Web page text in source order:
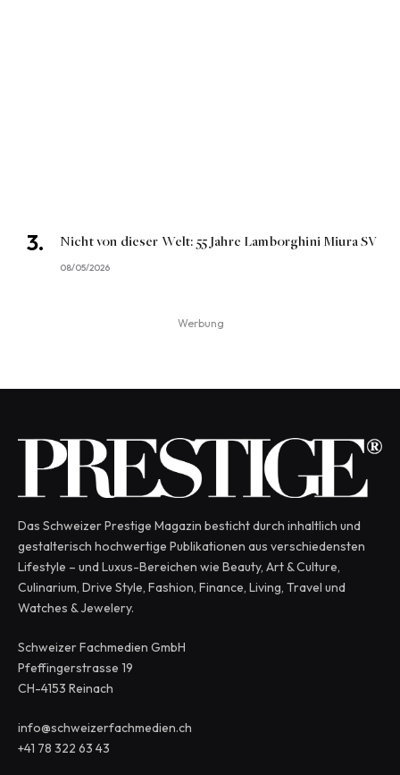
Nicht von dieser Welt: 55 Jahre Lamborghini Miura SV
08/05/2026
Werbung
Das Schweizer Prestige Magazin besticht durch inhaltlich und
gestalterisch hochwertige Publikationen aus verschiedensten
Lifestyle – und Luxus-Bereichen wie Beauty, Art & Culture,
Culinarium, Drive Style, Fashion, Finance, Living, Travel und
Watches & Jewelery.
Schweizer Fachmedien GmbH
Pfeffingerstrasse 19
CH-4153 Reinach
info@schweizerfachmedien.ch
+41 78 322 63 43